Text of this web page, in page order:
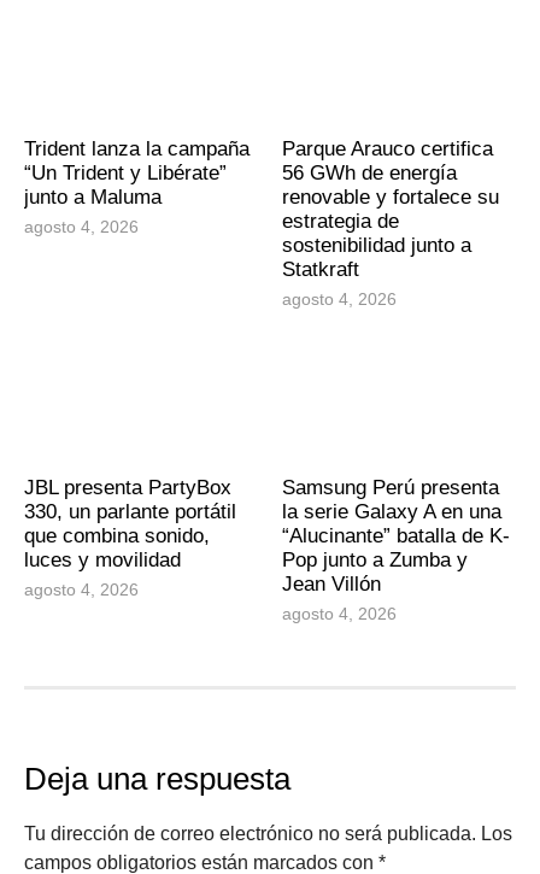
Trident lanza la campaña
“Un Trident y Libérate”
junto a Maluma
agosto 4, 2026
Parque Arauco certifica
56 GWh de energía
renovable y fortalece su
estrategia de
sostenibilidad junto a
Statkraft
agosto 4, 2026
JBL presenta PartyBox
330, un parlante portátil
que combina sonido,
luces y movilidad
agosto 4, 2026
Samsung Perú presenta
la serie Galaxy A en una
“Alucinante” batalla de K-
Pop junto a Zumba y
Jean Villón
agosto 4, 2026
Deja una respuesta
Tu dirección de correo electrónico no será publicada. Los
campos obligatorios están marcados con *